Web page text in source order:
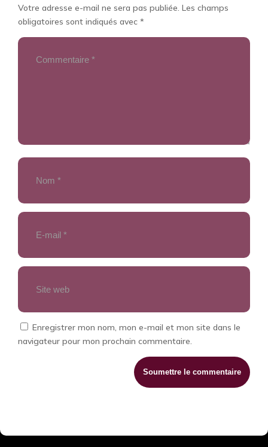
Votre adresse e-mail ne sera pas publiée. Les champs
obligatoires sont indiqués avec *
Enregistrer mon nom, mon e-mail et mon site dans le
navigateur pour mon prochain commentaire.
Soumettre le commentaire